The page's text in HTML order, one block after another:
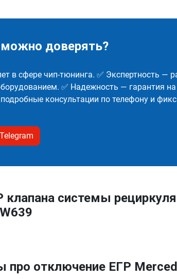
доверять?
в сфере чип-тюнинга. ✅ Экспертность —
✅ Надежность — гарантия
консультации по телефону и
Telegram
клапана системы
отключение ЕГР